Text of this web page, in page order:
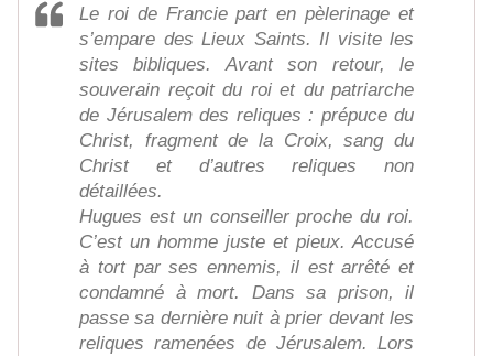
Le roi de Francie part en pèlerinage et
s’empare des Lieux Saints. Il visite les
sites bibliques. Avant son retour, le
souverain reçoit du roi et du patriarche
de Jérusalem des reliques : prépuce du
Christ, fragment de la Croix, sang du
Christ et d’autres reliques non
détaillées.
Hugues est un conseiller proche du roi.
C’est un homme juste et pieux. Accusé
à tort par ses ennemis, il est arrêté et
condamné à mort. Dans sa prison, il
passe sa dernière nuit à prier devant les
reliques ramenées de Jérusalem. Lors